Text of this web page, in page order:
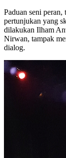
Paduan seni
pertunjukan yang
dilakukan Ilham
Nirwan, tampak
dialog.